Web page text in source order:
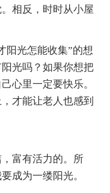
相反，时时从小屋
阳光怎能收集”的想
光吗？如果你想把
心里一定要快乐。
才能让老人也感到
富有活力的。所
成为一缕阳光。